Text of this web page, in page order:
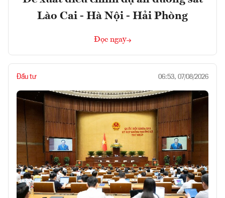
Lào Cai - Hà Nội - Hải Phòng
Đọc ngay
Đầu tư 06:53, 07/08/2026